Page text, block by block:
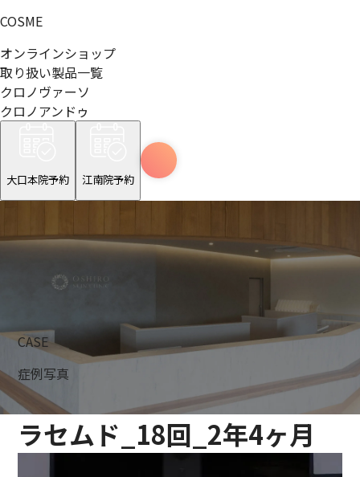
COSME
オンラインショップ
取り扱い製品一覧
クロノヴァーソ
クロノアンドゥ
大口本院予約 江南院予約
CASE
症例写真
ラセムド_18回_2年4ヶ月